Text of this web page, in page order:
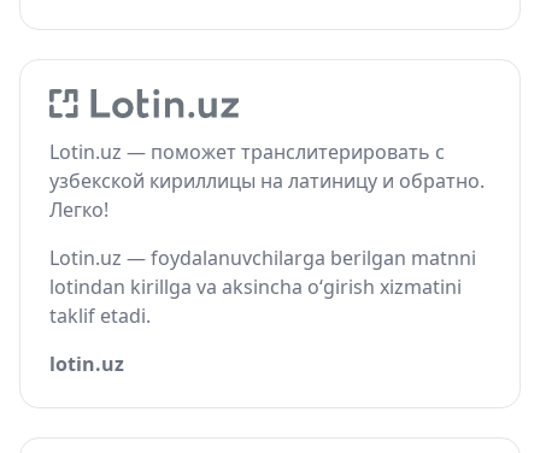
Lotin.uz — поможет транслитерировать с
узбекской кириллицы на латиницу и обратно.
Легко!
Lotin.uz — foydalanuvchilarga berilgan matnni
lotindan kirillga va aksincha o‘girish xizmatini
taklif etadi.
lotin.uz